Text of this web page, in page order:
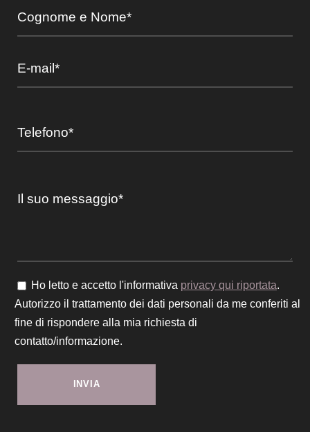
Ho letto e accetto l'informativa privacy qui riportata.
Autorizzo il trattamento dei dati personali da me conferiti al
fine di rispondere alla mia richiesta di
contatto/informazione.